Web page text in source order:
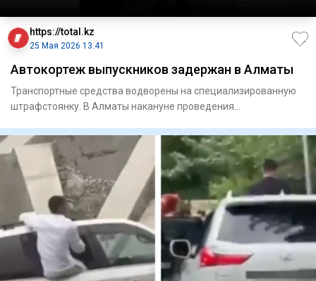
https://total.kz
25 Мая 2026 13:41
Автокортеж выпускников задержан в Алматы
Транспортные средства водворены на специализированную
штрафстоянку. В Алматы накануне проведения